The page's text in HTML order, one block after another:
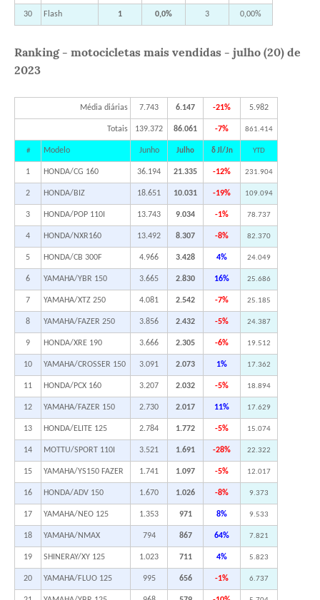
30 Flash 1 0,0% 3 0,00%
Ranking - motocicletas mais vendidas - julho (20) de
2023
Média diárias 7.743 6.147 -21% 5.982
Totais 139.372 86.061 -7% 861.414
# Modelo Junho Julho δ Jl/Jn YTD
1 HONDA/CG 160 36.194 21.335 -12% 231.904
2 HONDA/BIZ 18.651 10.031 -19% 109.094
3 HONDA/POP 110I 13.743 9.034 -1% 78.737
4 HONDA/NXR160 13.492 8.307 -8% 82.370
5 HONDA/CB 300F 4.966 3.428 4% 24.049
6 YAMAHA/YBR 150 3.665 2.830 16% 25.686
7 YAMAHA/XTZ 250 4.081 2.542 -7% 25.185
8 YAMAHA/FAZER 250 3.856 2.432 -5% 24.387
9 HONDA/XRE 190 3.666 2.305 -6% 19.512
10 YAMAHA/CROSSER 150 3.091 2.073 1% 17.362
11 HONDA/PCX 160 3.207 2.032 -5% 18.894
12 YAMAHA/FAZER 150 2.730 2.017 11% 17.629
13 HONDA/ELITE 125 2.784 1.772 -5% 15.074
14 MOTTU/SPORT 110I 3.521 1.691 -28% 22.322
15 YAMAHA/YS150 FAZER 1.741 1.097 -5% 12.017
16 HONDA/ADV 150 1.670 1.026 -8% 9.373
17 YAMAHA/NEO 125 1.353 971 8% 9.533
18 YAMAHA/NMAX 794 867 64% 7.821
19 SHINERAY/XY 125 1.023 711 4% 5.823
20 YAMAHA/FLUO 125 995 656 -1% 6.737